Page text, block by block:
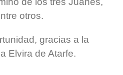
otros.
gracias a la
Elvira de Atarfe.